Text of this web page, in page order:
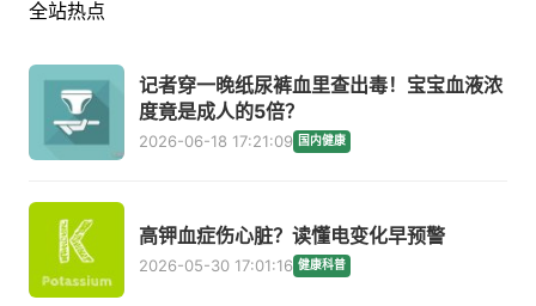
全站热点
记者穿一晚纸尿裤血里查出毒！宝宝血液浓
度竟是成人的5倍？
2026-06-18 17:21:09 国内健康
高钾血症伤心脏？读懂电变化早预警
2026-05-30 17:01:16 健康科普